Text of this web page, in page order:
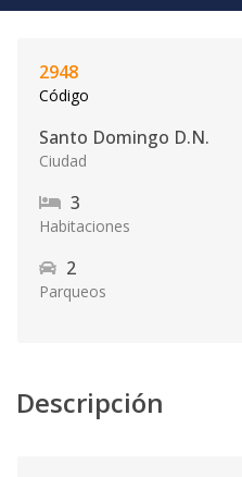
2948
Código
Santo Domingo D.N.
Ciudad
3
Habitaciones
2
Parqueos
Descripción